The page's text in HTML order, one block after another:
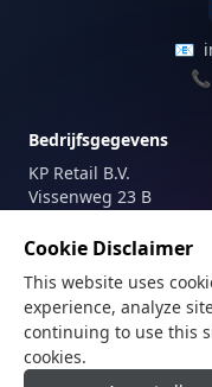
📧
📞
Bedrijfsgegevens
KP Retail B.V.
Vissenweg 23 B
Nederland
Registraties
KvK-nummer:
BTW-nummer:
Cookie Disclaimer
This website uses
experience, analyze
continuing to use this
cookies.